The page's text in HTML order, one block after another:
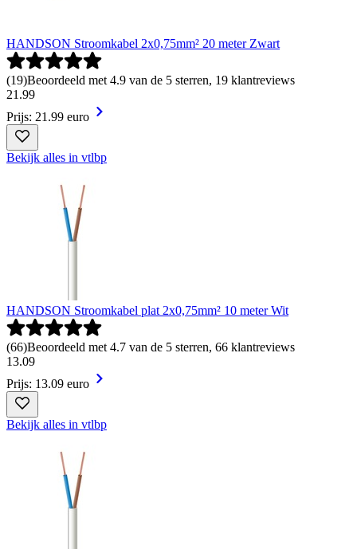
HANDSON Stroomkabel 2x0,75mm² 20 meter Zwart
(19)Beoordeeld met 4.9 van de 5 sterren, 19 klantreviews
21 .99
Prijs: 21.99 euro
Bekijk alles in vtlbp
HANDSON Stroomkabel plat 2x0,75mm² 10 meter Wit
(66)Beoordeeld met 4.7 van de 5 sterren, 66 klantreviews
13.09
Prijs: 13.09 euro
Bekijk alles in vtlbp